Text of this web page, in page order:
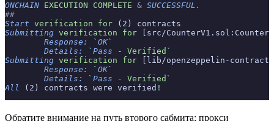
ONCHAIN EXECUTION COMPLETE & SUCCESSFUL.
##
Start verification for (2) contracts
Submitting verification for [src/
	Response:
` OK`
	Details:
` Pass - Verified `
Submitting verification for [lib/openzeppelin-contracts/
	Response:
` OK`
	Details:
` Pass - Verified `
All
(2) contracts were verified !
Обратите внимание на путь второго сабмита: прокси